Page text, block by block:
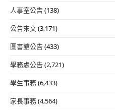
人事室公告(138)
公告來文(3,171)
圖書館公告(433)
學務處公告(2,721)
學生事務(6,433)
家長事務(4,564)